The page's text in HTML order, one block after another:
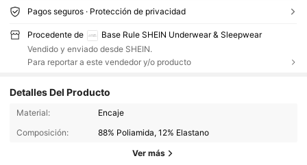
Pagos seguros · Protección de privacidad
Procedente de
Base Rule SHEIN Underwear & Sleepwear
Vendido y enviado desde SHEIN.
Para reportar a este vendedor y/o producto
Detalles Del Producto
Material:
Encaje
Composición:
88% Poliamida, 12% Elastano
Ver más
1.1M Seguidores
1.1M Seguidores